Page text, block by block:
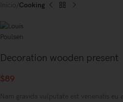
Inicio Cooking
Decoration wooden present
$89
Nam gravida vulputate est venenatis eu